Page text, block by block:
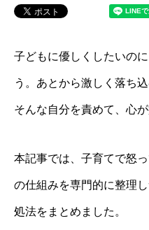
子どもに優しくしたいの
う。あとから激しく落ち込
そんな自分を責めて、心
本記事では、子育てで怒
の仕組みを専門的に整理
処法をまとめました。